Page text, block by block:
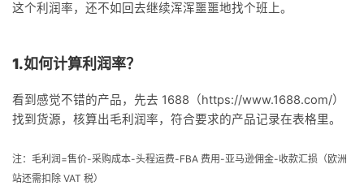
这个利润率，还不如回去继续浑浑噩噩地找个班上。
1.如何计算利润率？
看到感觉不错的产品，先去 1688（https://www.1688.com/）
找到货源，核算出毛利润率，符合要求的产品记录在表格里。
注：毛利润=售价-采购成本-头程运费-FBA 费用-亚马逊佣金-收款汇损（欧洲
站还需扣除 VAT 税）